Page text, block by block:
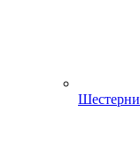
Шестерни